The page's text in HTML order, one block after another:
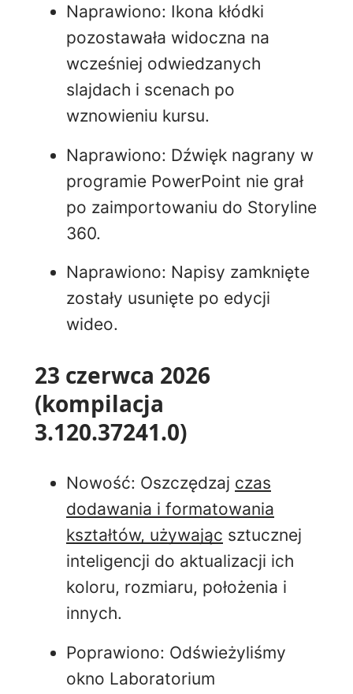
Naprawiono: Ikona kłódki
pozostawała widoczna na
wcześniej odwiedzanych
slajdach i scenach po
wznowieniu kursu.
Naprawiono: Dźwięk nagrany w
programie PowerPoint nie grał
po zaimportowaniu do Storyline
360.
Naprawiono: Napisy zamknięte
zostały usunięte po edycji
wideo.
23 czerwca 2026
(kompilacja
3.120.37241.0)
Nowość: Oszczędzaj czas
dodawania i formatowania
kształtów, używając sztucznej
inteligencji do aktualizacji ich
koloru, rozmiaru, położenia i
innych.
Poprawiono: Odświeżyliśmy
okno Laboratorium